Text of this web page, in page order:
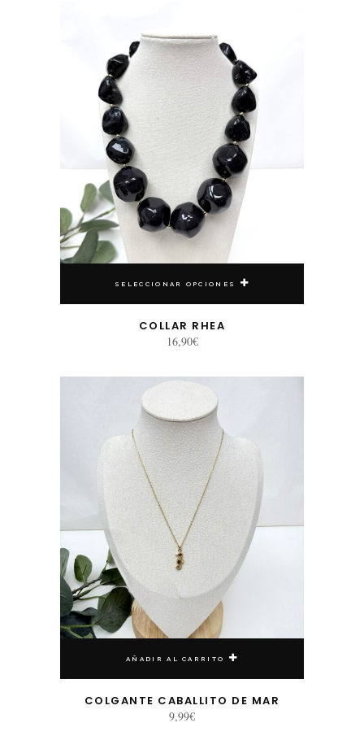
SELECCIONAR OPCIONES
COLLAR RHEA
16,90€
AÑADIR AL CARRITO
COLGANTE CABALLITO DE MAR
9,99€